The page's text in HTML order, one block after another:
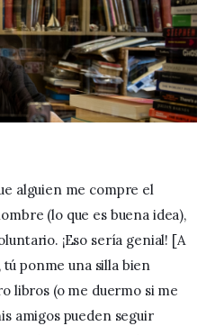
alguien me compre el
(lo que es buena idea),
¡Eso sería genial! [A
tú ponme una silla bien
libros (o me duermo si me
amigos pueden seguir